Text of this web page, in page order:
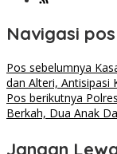
Navigasi pos
Pos sebelumnya
dan Alteri, Antisipasi
Pos berikutnya
Berkah, Dua Anak
Jangan